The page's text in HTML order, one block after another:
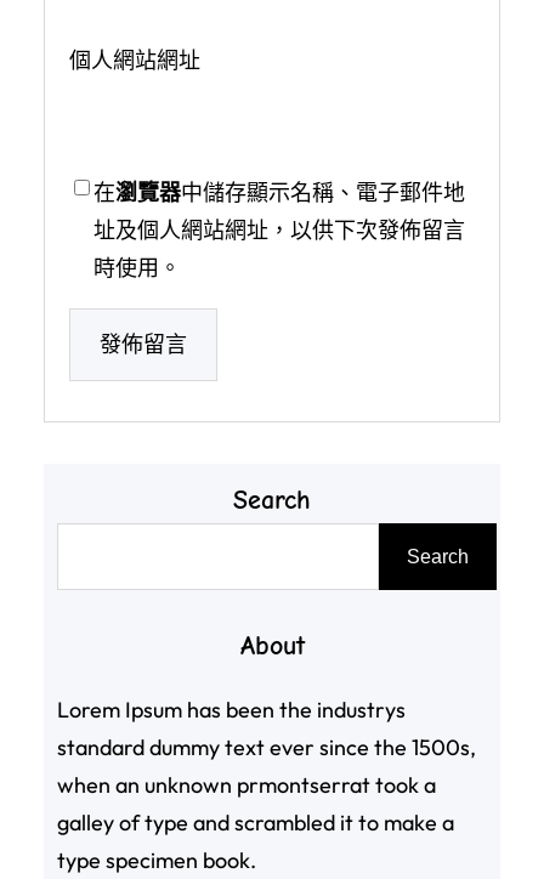
個人網站網址
在瀏覽器中儲存顯示名稱、電子郵件地
址及個人網站網址，以供下次發佈留言
時使用。
Search
Search
About
Lorem Ipsum has been the industrys
standard dummy text ever since the 1500s,
when an unknown prmontserrat took a
galley of type and scrambled it to make a
type specimen book.